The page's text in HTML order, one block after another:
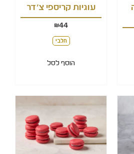
עוגיות קריספי צ'דר
44
₪
חלבי
הוסף לסל